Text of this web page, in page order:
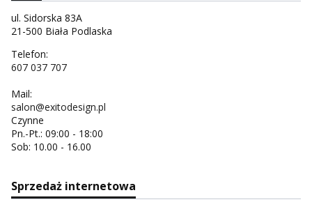
ul. Sidorska 83A
21-500 Biała Podlaska
Telefon:
607 037 707
Mail:
salon@exitodesign.pl
Czynne
Pn.-Pt.: 09:00 - 18:00
Sob: 10.00 - 16.00
Sprzedaż internetowa